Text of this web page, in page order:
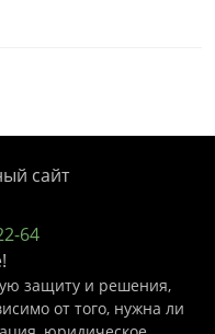
64
защиту и решения,
от того, нужна ли